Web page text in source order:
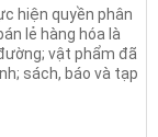
hiện quyền phân
lẻ hàng hóa là
vật phẩm đã
sách, báo và tạp